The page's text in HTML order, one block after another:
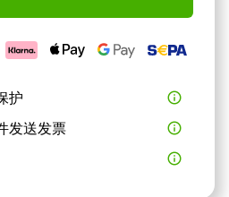
护
info_outline
发送发票
info_outline
info_outline